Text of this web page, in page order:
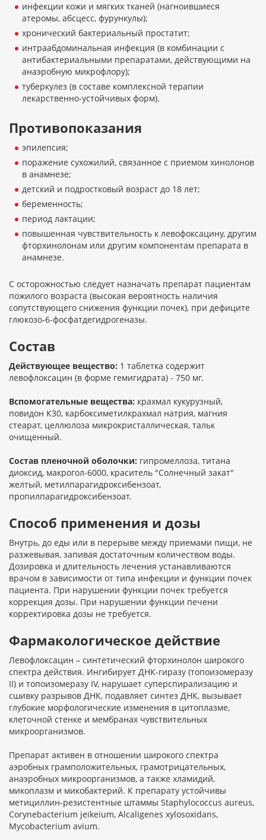
инфекции кожи и мягких тканей (нагноившиеся
атеромы, абсцесс, фурункулы);
хронический бактериальный простатит;
интраабдоминальная инфекция (в комбинации с
антибактериальными препаратами, действующими на
анаэробную микрофлору);
туберкулез (в составе комплексной терапии
лекарственно-устойчивых форм).
Противопоказания
эпилепсия;
поражение сухожилий, связанное с приемом хинолонов
в анамнезе;
детский и подростковый возраст до 18 лет;
беременность;
период лактации;
повышенная чувствительность к левофоксацину, другим
фторхинолонам или другим компонентам препарата в
анамнезе.
С осторожностью следует назначать препарат пациентам
пожилого возраста (высокая вероятность наличия
сопутствующего снижения функции почек), при дефиците
глюкозо-6-фосфатдегидрогеназы.
Состав
Действующее вещество: 1 таблетка содержит
левофлоксацин (в форме гемигидрата) - 750 мг.
Вспомогательные вещества: крахмал кукурузный,
повидон К30, карбоксиметилкрахмал натрия, магния
стеарат, целлюлоза микрокристаллическая, тальк
очищенный.
Состав пленочной оболочки: гипромеллоза, титана
диоксид, макрогол-6000, краситель "Солнечный закат"
желтый, метилпарагидроксибензоат,
пропилпарагидроксибензоат.
Способ применения и дозы
Внутрь, до еды или в перерыве между приемами пищи, не
разжевывая, запивая достаточным количеством воды.
Дозировка и длительность лечения устанавливаются
врачом в зависимости от типа инфекции и функции почек
пациента. При нарушении функции почек требуется
коррекция дозы. При нарушении функции печени
корректировка дозы не требуется.
Фармакологическое действие
Левофлоксацин – синтетический фторхинолон широкого
спектра действия. Ингибирует ДНК-гиразу (топоизомеразу
II) и топоизомеразу IV, нарушает суперспирализацию и
сшивку разрывов ДНК, подавляет синтез ДНК, вызывает
глубокие морфологические изменения в цитоплазме,
клеточной стенке и мембранах чувствительных
микроорганизмов.
Препарат активен в отношении широкого спектра
аэробных грамположительных, грамотрицательных,
анаэробных микроорганизмов, а также хламидий,
микоплазм и микобактерий. К препарату устойчивы
метициллин-резистентные штаммы Staphylococcus aureus,
Corynebacterium jeikeium, Alcaligenes xylosoxidans,
Mycobacterium avium.